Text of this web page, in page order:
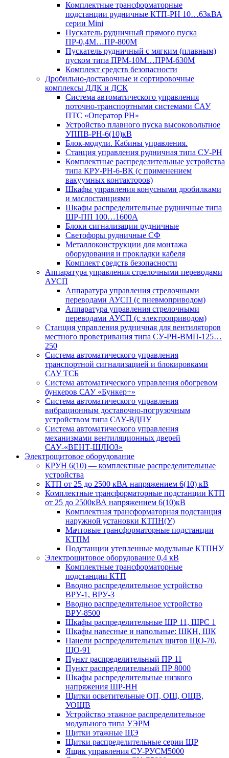
Комплектные трансформаторные
подстанции рудничные КТП-РН 10…63кВА
серии Mini
Пускатель рудничный прямого пуска
ПР-0,4М…ПР-800М
Пускатель рудничный с мягким (плавным)
пуском типа ПРМ-10М…ПРМ-630М
Комплект средств безопасности
Дробильно-доставочные и сортировочные
комплексы ДДК и ДСК
Система автоматического управления
поточно-транспортными системами САУ
ПТС «Оператор РН»
Устройство плавного пуска высоковольтное
УППВ-РН-6(10)кВ
Блок-модули. Кабины управления.
Станция управления рудничная типа СУ-РН
Комплектные распределительные устройства
типа КРУ-РН-6-ВК (с применением
вакуумных контакторов)
Шкафы управления конусными дробилками
и маслостанциями
Шкафы распределительные рудничные типа
ШР-ПП 100…1600А
Блоки сигнализации рудничные
Светофоры рудничные СФ
Металлоконструкции для монтажа
оборудования и прокладки кабеля
Комплект средств безопасности
Аппаратура управления стрелочными переводами
АУСП
Аппаратура управления стрелочными
переводами АУСП (с пневмоприводом)
Аппаратура управления стрелочными
переводами АУСП (с электроприводом)
Станция управления рудничная для вентиляторов
местного проветривания типа СУ-РН-ВМП-125…
250
Система автоматического управления
транспортной сигнализацией и блокировками
САУ ТСБ
Система автоматического управления обогревом
бункеров САУ «Бункер+»
Система автоматического управления
вибрационным доставочно-погрузочным
устройством типа САУ-ВДПУ
Система автоматического управления
механизмами вентиляционных дверей
САУ-«ВЕНТ-ШЛЮЗ»
Электрощитовое оборудование
КРУН 6(10) — комплектные распределительные
устройства
КТП от 25 до 2500 кВА напряжением 6(10) кВ
Комплектные трансформаторные подстанции КТП
от 25 до 2500кВА напряжением 6(10)кВ
Комплектная трансформаторная подстанция
наружной установки КТПН(У)
Мачтовые трансформаторные подстанции
КТПМ
Подстанции утепленные модульные КТПНУ
Электрощитовое оборудование 0,4 кВ
Комплектные трансформаторные
подстанции КТП
Вводно распределительное устройство
ВРУ-1, ВРУ-3
Вводно распределительное устройство
ВРУ-8500
Шкафы распределительные ШР 11, ШРС 1
Шкафы навесные и напольные: ШКН, ШК
Панели распределительных щитов ЩО-70,
ЩО-91
Пункт распределительный ПР 11
Пункт распределительный ПР 8000
Шкафы распределительные низкого
напряжения ШР-НН
Щитки осветительные ОП, ОЩ, ОЩВ,
УОЩВ
Устройство этажное распределительное
модульного типа УЭРМ
Щитки этажные ЩЭ
Щитки распределительные серии ЩР
Ящик управления СУ-РУСМ5000